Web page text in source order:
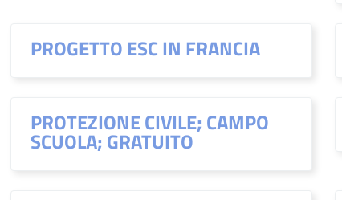
PROGETTO ESC IN FRANCIA
PROTEZIONE CIVILE; CAMPO
SCUOLA; GRATUITO